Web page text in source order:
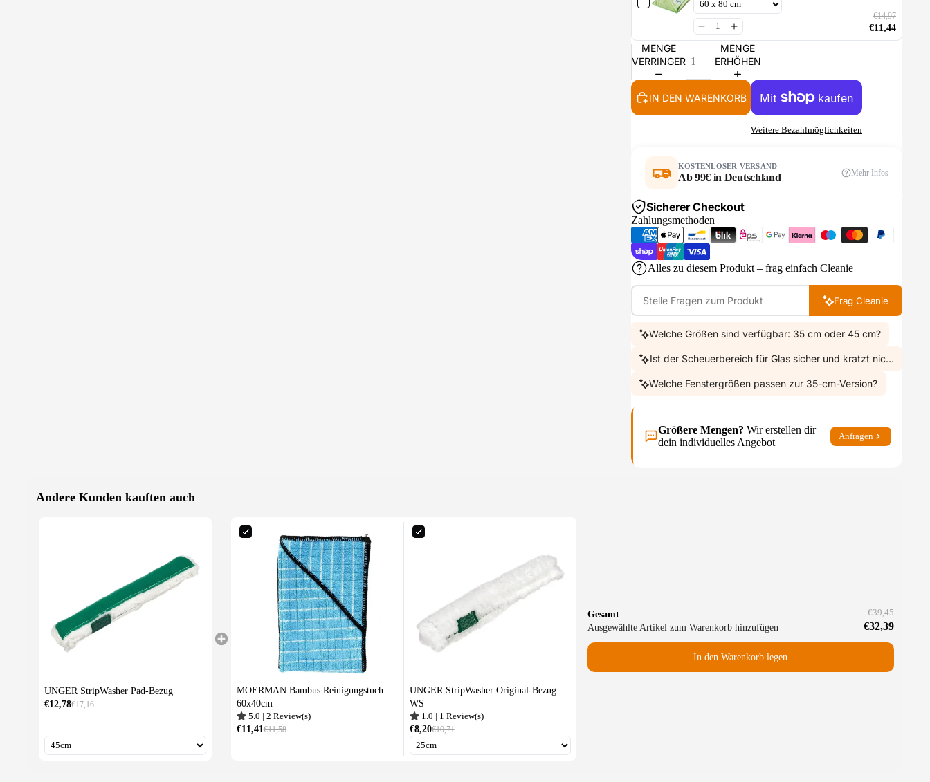
€14,97
€11,44
MENGE
VERRINGERN
MENGE
ERHÖHEN
IN DEN WARENKORB
Weitere Bezahlmöglichkeiten
KOSTENLOSER VERSAND
Ab 99€ in Deutschland Mehr Infos
Sicherer Checkout
Zahlungsmethoden
Alles zu diesem Produkt – frag einfach Cleanie
Frag Cleanie
Welche Größen sind verfügbar: 35 cm oder 45 cm?
Ist der Scheuerbereich für Glas sicher und kratzt nicht?
Welche Fenstergrößen passen zur 35-cm-Version?
Größere Mengen? Wir erstellen dir
dein individuelles Angebot
Anfragen
Andere Kunden kauften auch
UNGER StripWasher Pad-Bezug
€12,78€17,16
MOERMAN Bambus Reinigungstuch
60x40cm
5.0 | 2 Review(s)
€11,41€11,58
UNGER StripWasher Original-Bezug
WS
1.0 | 1 Review(s)
€8,20€10,71
Gesamt
Ausgewählte Artikel zum Warenkorb hinzufügen
€39,45
€32,39
In den Warenkorb legen